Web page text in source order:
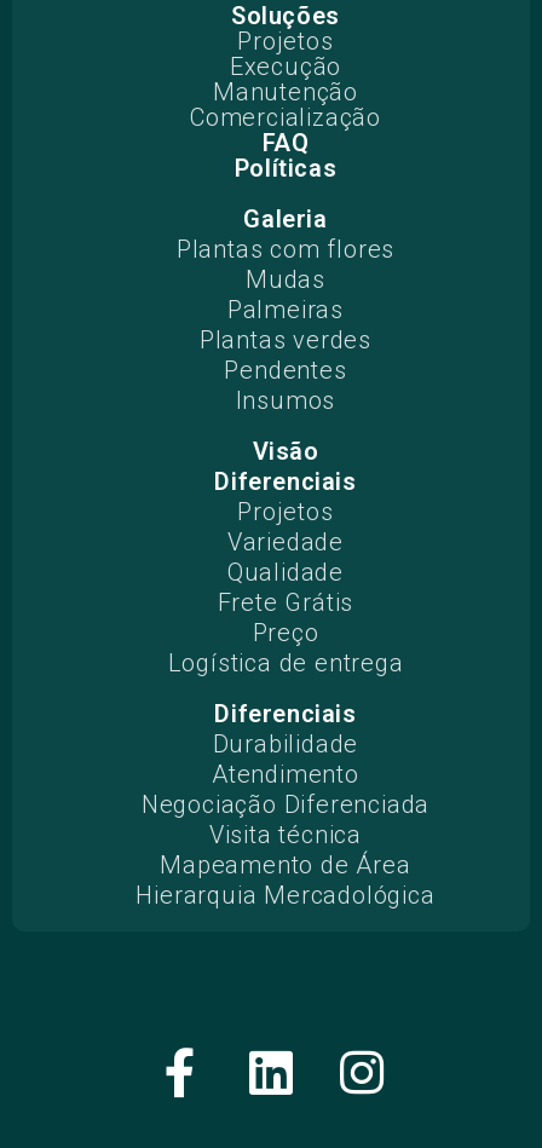
Soluções
Projetos
Execução
Manutenção
Comercialização
FAQ
Políticas
Galeria
Plantas com flores
Mudas
Palmeiras
Plantas verdes
Pendentes
Insumos
Visão
Diferenciais
Projetos​
Variedade
Qualidade
Frete Grátis
Preço
Logística de entrega
Diferenciais
Durabilidade
Atendimento
Negociação Diferenciada
Visita técnica
Mapeamento de Área
Hierarquia Mercadológica